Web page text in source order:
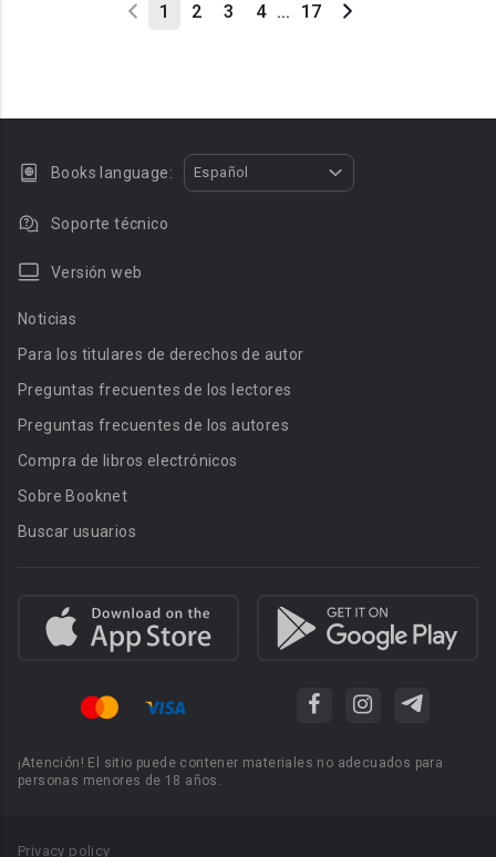
1 2 3 4 ... 17
Books language: Español
Soporte técnico
Versión web
Noticias
Para los titulares de derechos de autor
Preguntas frecuentes de los lectores
Preguntas frecuentes de los autores
Compra de libros electrónicos
Sobre Booknet
Buscar usuarios
¡Atención! El sitio puede contener materiales no adecuados para
personas menores de 18 años.
Privacy policy